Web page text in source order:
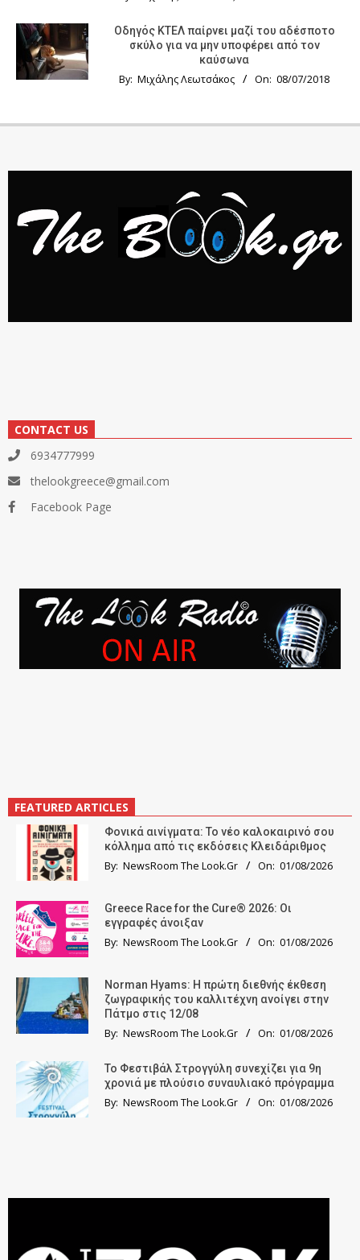
Οδηγός KTΕΛ παίρνει μαζί του αδέσποτο
σκύλο για να μην υποφέρει από τον
καύσωνα
By: Μιχάλης Λεωτσάκος On: 08/07/2018
CONTACT US
6934777999
thelookgreece@gmail.com
Facebook Page
FEATURED ARTICLES
Φονικά αινίγματα: Το νέο καλοκαιρινό σου
κόλλημα από τις εκδόσεις Κλειδάριθμος
By: NewsRoom The Look.Gr On: 01/08/2026
Greece Race for the Cure® 2026: Οι
εγγραφές άνοιξαν
By: NewsRoom The Look.Gr On: 01/08/2026
Norman Hyams: Η πρώτη διεθνής έκθεση
ζωγραφικής του καλλιτέχνη ανοίγει στην
Πάτμο στις 12/08
By: NewsRoom The Look.Gr On: 01/08/2026
Το Φεστιβάλ Στρογγύλη συνεχίζει για 9η
χρονιά με πλούσιο συναυλιακό πρόγραμμα
By: NewsRoom The Look.Gr On: 01/08/2026